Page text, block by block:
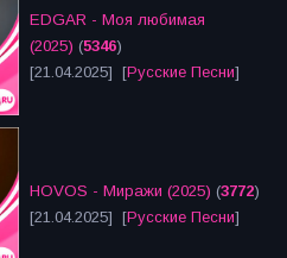
EDGAR - Моя любимая
(2025) (5346)
[21.04.2025] [Русские Песни]
HOVOS - Миражи (2025) (3772)
[21.04.2025] [Русские Песни]